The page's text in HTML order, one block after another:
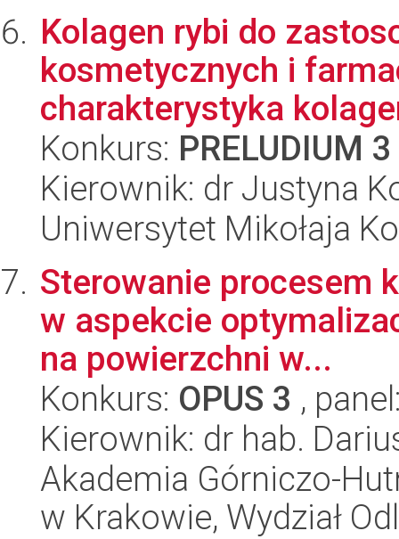
Kolagen rybi do
kosmetycznych i
charakterystyka
Konkurs: PRELUDIUM 3
Kierownik: dr Justyna
Uniwersytet Mikołaja
Sterowanie procesem
w aspekcie
na powierzchni w...
Konkurs: OPUS 3 ,
Kierownik: dr hab.
Akademia Górniczo-
w Krakowie, Wydział